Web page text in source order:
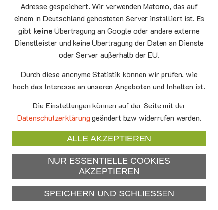
Montag
15.00 - 17.00
10.08
Senioren-Spieletreff Neufahrn
Auferstehungskirche Neufahrn
Mittwoch
20.00 Offenes Ende
Godtimes
Facebook
YouTube
Newsletter
Impressum
Datenschutzerklärung
Adresse gespeichert. Wir verwenden Matomo, das auf
einem in Deutschland gehosteten Server installiert ist. Es
gibt keine Übertragung an Google oder andere externe
Dienstleister und keine Übertragung der Daten an Dienste
oder Server außerhalb der EU.
Durch diese anonyme Statistik können wir prüfen, wie
hoch das Interesse an unseren Angeboten und Inhalten ist.
Die Einstellungen können auf der Seite mit der
Datenschutzerklärung geändert bzw widerrufen werden.
ALLE AKZEPTIEREN
NUR ESSENTIELLE COOKIES
AKZEPTIEREN
SPEICHERN UND SCHLIESSEN